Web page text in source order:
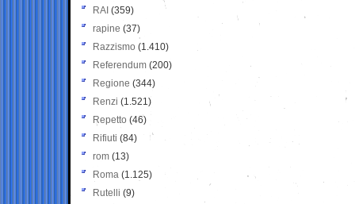
RAI (359)
rapine (37)
Razzismo (1.410)
Referendum (200)
Regione (344)
Renzi (1.521)
Repetto (46)
Rifiuti (84)
rom (13)
Roma (1.125)
Rutelli (9)